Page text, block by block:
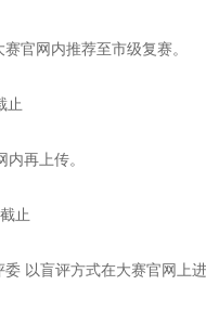
官网内推荐至市级复赛。
止
再上传。
止
以盲评方式在大赛官网上